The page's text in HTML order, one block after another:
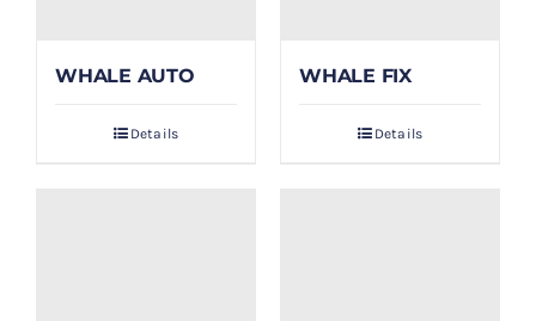
WHALE AUTO
Details
WHALE FIX
Details